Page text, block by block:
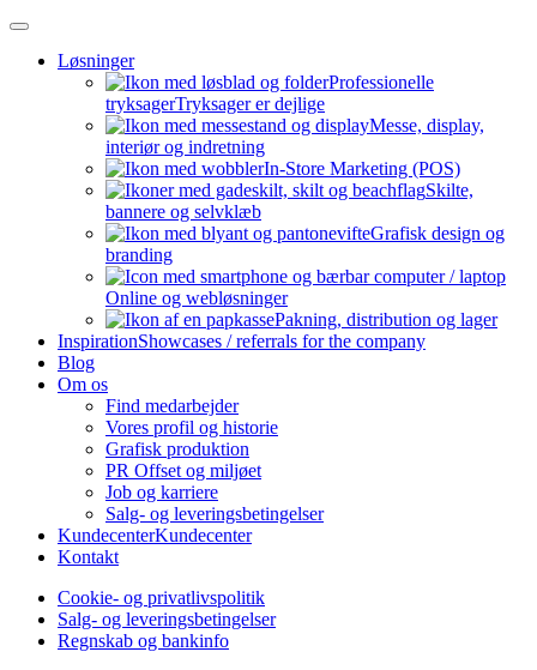
Skip
Skip
Løsninger
Professionelle
tryksagerTryksager er dejlige
Messe, display,
interiør og indretning
In-Store Marketing (POS)
Skilte,
bannere og selvklæb
Grafisk design og
branding
Online og webløsninger
Pakning, distribution og lager
InspirationShowcases / referrals for the company
Blog
Om os
Find medarbejder
Vores profil og historie
Grafisk produktion
PR Offset og miljøet
Job og karriere
Salg- og leveringsbetingelser
KundecenterKundecenter
Kontakt
Cookie- og privatlivspolitik
Salg- og leveringsbetingelser
Regnskab og bankinfo